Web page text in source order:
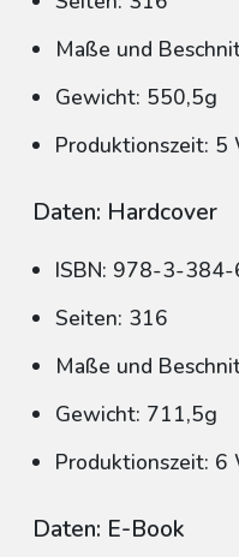
Maße und
Gewicht: 550,5g
Produktionszeit: 5
Daten: Hardcover
ISBN: 978-3-
Seiten: 316
Maße und
Gewicht: 711,5g
Produktionszeit: 6
Daten: E-Book